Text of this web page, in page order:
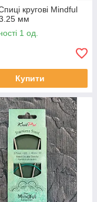
кругові Mindful
мм
1 од.
Купити